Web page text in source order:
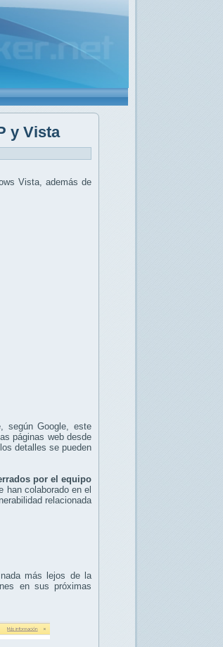
y Vista
Vista, además de
según Google, este
páginas web desde
detalles se pueden
por el equipo
han colaborado en el
relacionada
más lejos de la
en sus próximas